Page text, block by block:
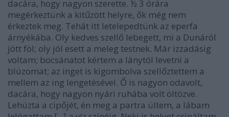
dacára, hogy nagyon szerette. ½ 3 órára
megérkeztünk a kitűzött helyre, ők még nem
érkeztek meg. Tehát itt letelepedtünk az eperfa
árnyékába. Oly kedves szellő lebegett, mi a Dunáról
jött föl; oly jól esett a meleg testnek. Már izzadásig
voltam; bocsánatot kértem a lánytól levetni a
blúzomat; az inget is kigombolva szellőztettem a
mellem az ing lengetésével. Ő is nagyon odavolt,
dacára, hogy nagyon nyári ruhába volt öltözve.
Lehúzta a cipőjét, én meg a partra ültem, a lábam